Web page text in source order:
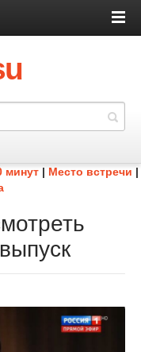
минут | Место встречи |